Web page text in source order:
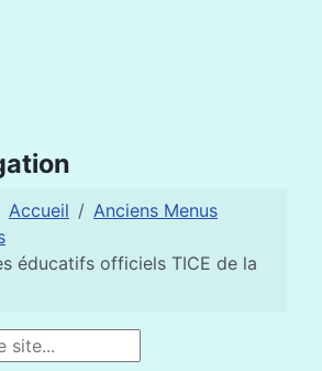
Qu'est-ce que le connectivisme ?
Accueil
Anciens Menus
éducatifs officiels TICE de la